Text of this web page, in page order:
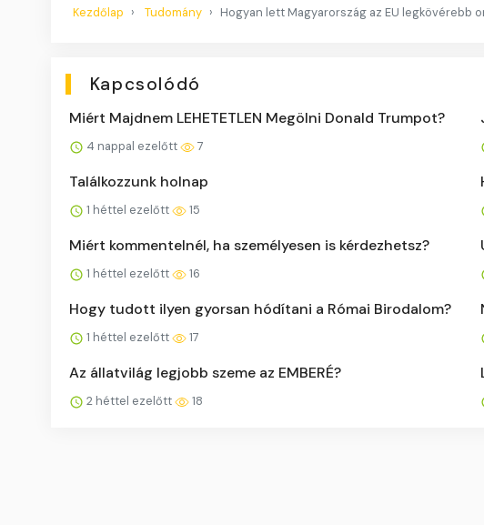
Kezdőlap Tudomány Hogyan lett Magyarország az EU legkövérebb
Kapcsolódó
Miért Majdnem LEHETETLEN Megölni Donald Trumpot?
4 nappal ezelőtt 7
Találkozzunk holnap
1 héttel ezelőtt 15
Miért kommentelnél, ha személyesen is kérdezhetsz?
1 héttel ezelőtt 16
Hogy tudott ilyen gyorsan hódítani a Római Birodalom?
1 héttel ezelőtt 17
Az állatvilág legjobb szeme az EMBERÉ?
2 héttel ezelőtt 18